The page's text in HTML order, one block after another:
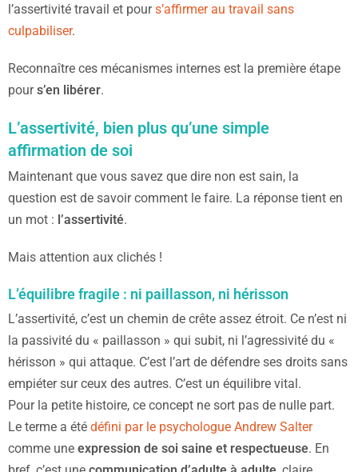
l’assertivité travail et pours’affirmer au travail sans
culpabiliser.
Reconnaître ces mécanismes internes est la première étape
pours’en libérer.
L’assertivité, bien plus qu’une simple
affirmation de soi
Maintenant que vous savez que dire non est sain, la
question est de savoir comment le faire. La réponse tient en
un mot : l’assertivité.
Mais attention aux clichés !
L’équilibre fragile : ni paillasson, ni hérisson
L’assertivité, c’est un chemin de crête assez étroit. Ce n’est ni
la passivité du « paillasson » qui subit, ni l’agressivité du «
hérisson » qui attaque. C’est l’art de défendre ses droits sans
empiéter sur ceux des autres. C’est un équilibre vital.
Pour la petite histoire, ce concept ne sort pas de nulle part.
Le terme a été défini par le psychologue Andrew Salter
comme une expression de soi saine et respectueuse. En